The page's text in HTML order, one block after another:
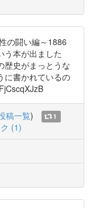
の闘い編～1886
う本が出ました
歴史がまっとうな
に書かれているの
稿一覧)
1
(1)